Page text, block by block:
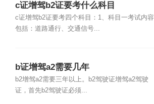
c证增驾b2证要考什么科目
c证增驾b2证要考四个科目：1、科目一考试内容
包括：道路通行、交通信号...
b证增驾a2需要几年
b2增驾a2需要三年以上。b2驾驶证增驾a2驾驶
证，首先b2驾驶证必须...